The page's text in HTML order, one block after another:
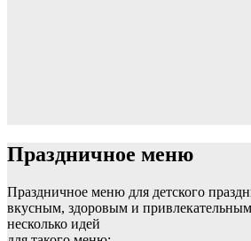
Праздничное меню
Праздничное меню для детского
вкусным, здоровым и привлекательным
несколько идей